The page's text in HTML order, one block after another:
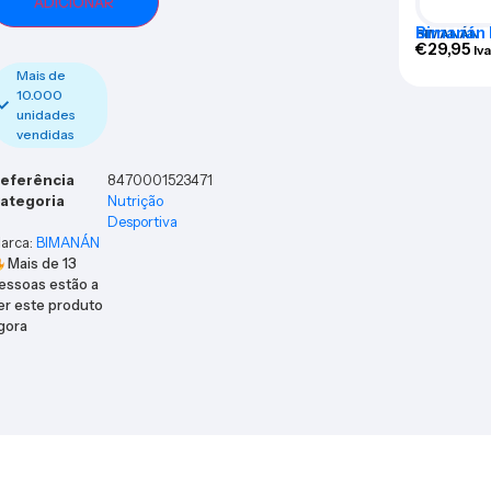
Mais de
10.000
unidades
vendidas
8470001523471
Nutrição
Desportiva
BIMANÁN
Mais de13
estão a
este produto
BIMANÁN
Bimanán
Vanilla
€29,95